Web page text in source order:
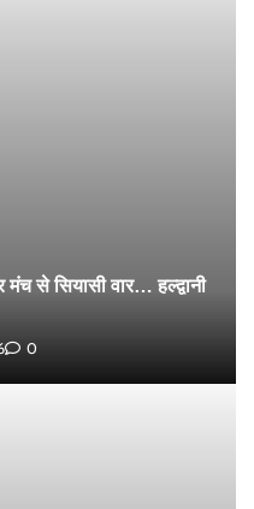
मंच से सियासी वार… हल्द्वानी
0